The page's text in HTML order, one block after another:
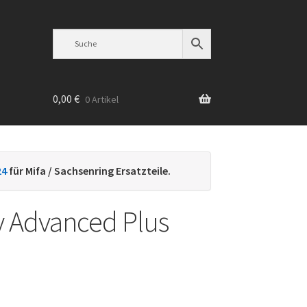
0,00 € 0 Artikel
für Mifa / Sachsenring Ersatzteile.
Advanced Plus